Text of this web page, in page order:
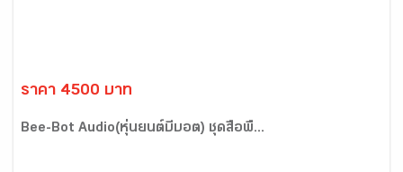
ราคา 4500 บาท
Bee-Bot Audio(หุ่นยนต์บีบอต) ชุดสื่อพื้...